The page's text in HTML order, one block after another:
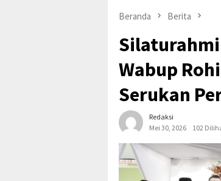
Beranda Berita
Wabup
Serukan
Redaksi
Mei 30, 2026
102